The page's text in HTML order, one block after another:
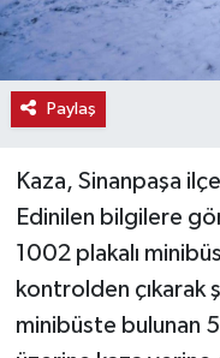
Paylaş
Kaza, Sinanpaşa
Edinilen bilgilere
1002 plakalı
kontrolden çıkarak
minibüste bulunan 5
Magazin
Resmi İlanlar
Sağlık
Seri İlan
Siyaset
Spor